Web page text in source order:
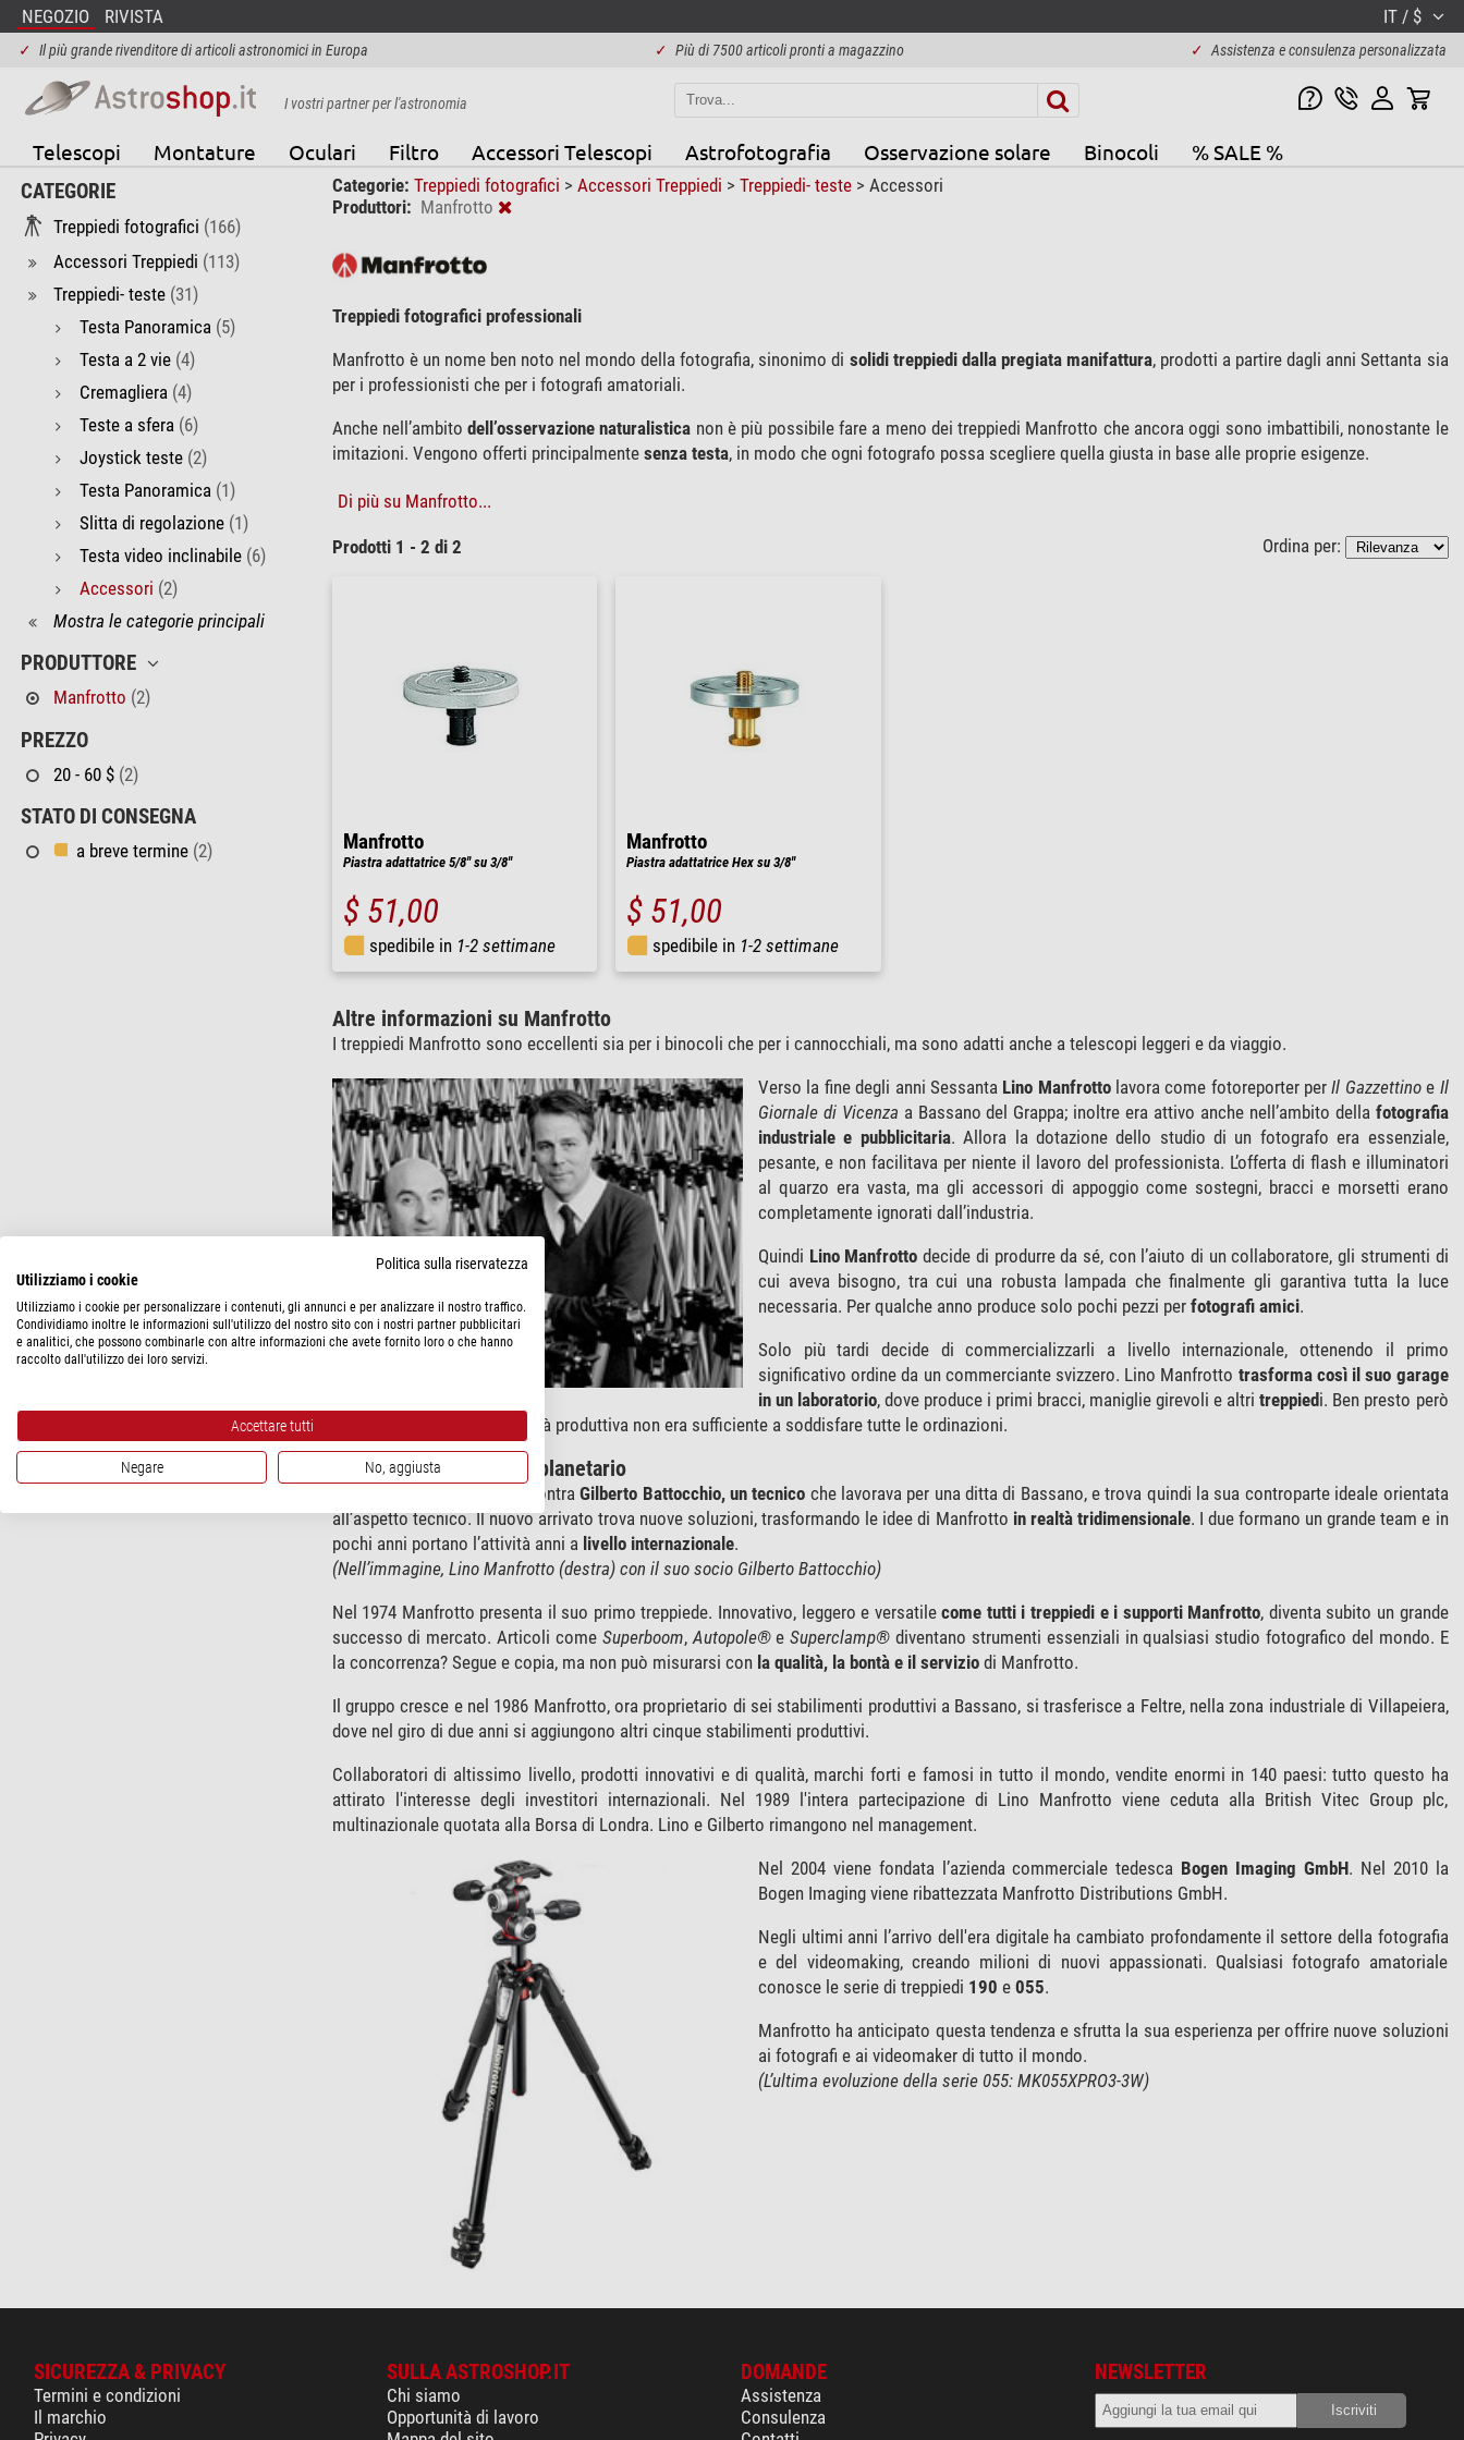
NEGOZIO RIVISTA IT / $
✓ Il più grande rivenditore di articoli astronomici in Europa ✓ Più di 7500 articoli pronti a magazzino ✓ Assistenza e consulenza personalizzata
I vostri partner per l'astronomia
Telescopi Montature Oculari Filtro Accessori Telescopi Astrofotografia Osservazione solare Binocoli % SALE %
CATEGORIE
Treppiedi fotografici (166)
Accessori Treppiedi (113)
Treppiedi- teste (31)
Testa Panoramica (5)
Testa a 2 vie (4)
Cremagliera (4)
Teste a sfera (6)
Joystick teste (2)
Testa Panoramica (1)
Slitta di regolazione (1)
Testa video inclinabile (6)
Accessori (2)
Mostra le categorie principali
PRODUTTORE
Manfrotto (2)
PREZZO
20 - 60 $ (2)
STATO DI CONSEGNA
a breve termine (2)
Categorie: Treppiedi fotografici > Accessori Treppiedi > Treppiedi- teste > Accessori
Produttori: Manfrotto
Treppiedi fotografici professionali
Manfrotto è un nome ben noto nel mondo della fotografia, sinonimo di solidi treppiedi dalla pregiata manifattura, prodotti a partire dagli anni Settanta sia
per i professionisti che per i fotografi amatoriali.
Anche nell’ambitodell’osservazione naturalistica non è più possibile fare a meno dei treppiedi Manfrotto che ancora oggi sono imbattibili, nonostante le
imitazioni. Vengono offerti principalmente senza testa, in modo che ogni fotografo possa scegliere quella giusta in base alle proprie esigenze.
Di più su Manfrotto...
Prodotti 1 - 2 di 2 Ordina per:
Manfrotto
Piastra adattatrice 5/8'' su 3/8''
$ 51,00
spedibile in 1-2 settimane
Manfrotto
Piastra adattatrice Hex su 3/8''
$ 51,00
spedibile in 1-2 settimane
Altre informazioni su Manfrotto
I treppiedi Manfrotto sono eccellenti sia per i binocoli che per i cannocchiali, ma sono adatti anche a telescopi leggeri e da viaggio.
Verso la fine degli anni Sessanta Lino Manfrottolavora come fotoreporter perIl Gazzettinoe Il
Giornale di Vicenza a Bassano del Grappa; inoltre era attivo anche nell’ambito della fotografia
industriale e pubblicitaria. Allora la dotazione dello studio di un fotografo era essenziale,
pesante, e non facilitava per niente il lavoro del professionista. L’offerta di flash e illuminatori
al quarzo era vasta, ma gli accessori di appoggio come sostegni, bracci e morsetti erano
completamente ignorati dall’industria.
Quindi Lino Manfrotto decide di produrre da sé, con l’aiuto di un collaboratore, gli strumenti di
cui aveva bisogno, tra cui una robusta lampada che finalmente gli garantiva tutta la luce
necessaria. Per qualche anno produce solo pochi pezzi perfotografi amici.
Solo più tardi decide di commercializzarli a livello internazionale, ottenendo il primo
significativo ordine da un commerciante svizzero. Lino Manfrotto trasforma così il suo garage
in un laboratorio, dove produce i primi bracci, maniglie girevoli e altritreppiedi. Ben presto però
si rende conto che la capacità produttiva non era sufficiente a soddisfare tutte le ordinazioni.
Dal garage al successo planetario
Nel 1972 Lino Manfrotto incontraGilberto Battocchio, un tecnico che lavorava per una ditta di Bassano, e trova quindi la sua controparte ideale orientata
all’aspetto tecnico. Il nuovo arrivato trova nuove soluzioni, trasformando le idee di Manfrotto in realtà tridimensionale. I due formano un grande team e in
pochi anni portano l’attività anni a livello internazionale.
(Nell’immagine, Lino Manfrotto (destra) con il suo socio Gilberto Battocchio)
Nel 1974 Manfrotto presenta il suo primo treppiede. Innovativo, leggero e versatilecome tutti i treppiedi e i supporti Manfrotto, diventa subito un grande
successo di mercato. Articoli come Superboom,Autopole®eSuperclamp® diventano strumenti essenziali in qualsiasi studio fotografico del mondo. E
la concorrenza? Segue e copia, ma non può misurarsi con la qualità, la bontà e il serviziodi Manfrotto.
Il gruppo cresce e nel 1986 Manfrotto, ora proprietario di sei stabilimenti produttivi a Bassano, si trasferisce a Feltre, nella zona industriale di Villapeiera,
dove nel giro di due anni si aggiungono altri cinque stabilimenti produttivi.
Collaboratori di altissimo livello, prodotti innovativi e di qualità, marchi forti e famosi in tutto il mondo, vendite enormi in 140 paesi: tutto questo ha
attirato l'interesse degli investitori internazionali. Nel 1989 l'intera partecipazione di Lino Manfrotto viene ceduta alla British Vitec Group plc,
multinazionale quotata alla Borsa di Londra. Lino e Gilberto rimangono nel management.
Nel 2004 viene fondata l’azienda commerciale tedesca Bogen Imaging GmbH. Nel 2010 la
Bogen Imaging viene ribattezzata Manfrotto Distributions GmbH.
Negli ultimi anni l’arrivo dell'era digitale ha cambiato profondamente il settore della fotografia
e del videomaking, creando milioni di nuovi appassionati. Qualsiasi fotografo amatoriale
conosce le serie di treppiedi 190 e055.
Manfrotto ha anticipato questa tendenza e sfrutta la sua esperienza per offrire nuove soluzioni
ai fotografi e ai videomaker di tutto il mondo.
(L’ultima evoluzione della serie 055: MK055XPRO3-3W)
SICUREZZA & PRIVACY
Termini e condizioni
Il marchio
SULLA ASTROSHOP.IT
Chi siamo
Opportunità di lavoro
DOMANDE
Assistenza
Consulenza
NEWSLETTER
Politica sulla riservatezza
Utilizziamo i cookie
Utilizziamo i cookie per personalizzare i contenuti, gli annunci e per analizzare il nostro traffico.
Condividiamo inoltre le informazioni sull'utilizzo del nostro sito con i nostri partner pubblicitari
e analitici, che possono combinarle con altre informazioni che avete fornito loro o che hanno
raccolto dall'utilizzo dei loro servizi.
Accettare tutti
Negare No, aggiusta